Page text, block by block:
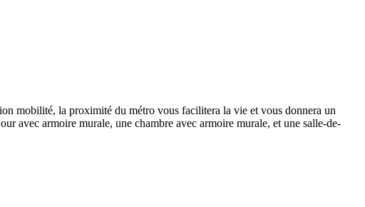
mobilité, la proximité du métro vous facilitera la vie et vous donnera un
avec armoire murale, une chambre avec armoire murale, et une salle-de-